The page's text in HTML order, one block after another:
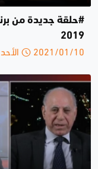
2019
2021/01/10 الأحد 11:55 ص